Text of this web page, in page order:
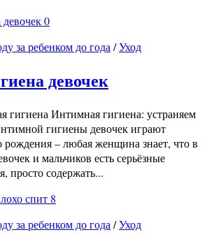
0
за ребенком до года /Уход
девочек
гигиена Интимная гигиена: устраняем
гигиены девочек играют
рождения – любая женщина знает, что в
и мальчиков есть серьёзные
просто содержать...
8
за ребенком до года /Уход